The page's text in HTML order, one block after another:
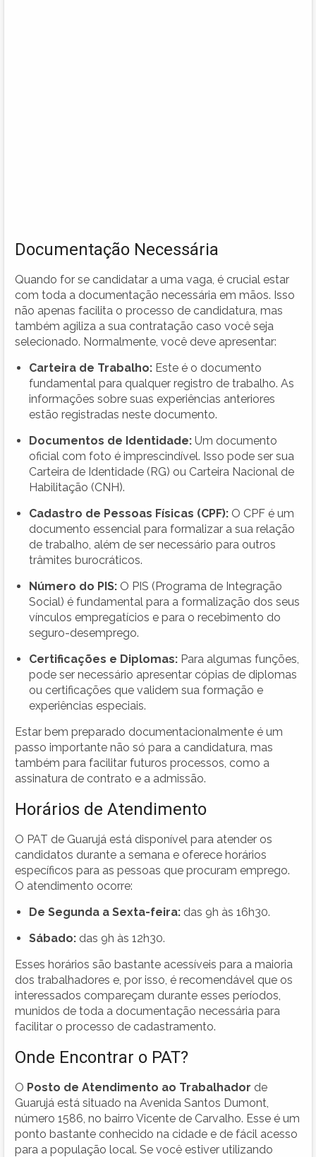
Documentação Necessária
Quando for se candidatar a uma vaga, é crucial estar
com toda a documentação necessária em mãos. Isso
não apenas facilita o processo de candidatura, mas
também agiliza a sua contratação caso você seja
selecionado. Normalmente, você deve apresentar:
Carteira de Trabalho: Este é o documento
fundamental para qualquer registro de trabalho. As
informações sobre suas experiências anteriores
estão registradas neste documento.
Documentos de Identidade: Um documento
oficial com foto é imprescindível. Isso pode ser sua
Carteira de Identidade (RG) ou Carteira Nacional de
Habilitação (CNH).
Cadastro de Pessoas Físicas (CPF): O CPF é um
documento essencial para formalizar a sua relação
de trabalho, além de ser necessário para outros
trâmites burocráticos.
Número do PIS: O PIS (Programa de Integração
Social) é fundamental para a formalização dos seus
vínculos empregatícios e para o recebimento do
seguro-desemprego.
Certificações e Diplomas: Para algumas funções,
pode ser necessário apresentar cópias de diplomas
ou certificações que validem sua formação e
experiências especiais.
Estar bem preparado documentacionalmente é um
passo importante não só para a candidatura, mas
também para facilitar futuros processos, como a
assinatura de contrato e a admissão.
Horários de Atendimento
O PAT de Guarujá está disponível para atender os
candidatos durante a semana e oferece horários
específicos para as pessoas que procuram emprego.
O atendimento ocorre:
De Segunda a Sexta-feira: das 9h às 16h30.
Sábado: das 9h às 12h30.
Esses horários são bastante acessíveis para a maioria
dos trabalhadores e, por isso, é recomendável que os
interessados compareçam durante esses períodos,
munidos de toda a documentação necessária para
facilitar o processo de cadastramento.
Onde Encontrar o PAT?
O Posto de Atendimento ao Trabalhador de
Guarujá está situado na Avenida Santos Dumont,
número 1586, no bairro Vicente de Carvalho. Esse é um
ponto bastante conhecido na cidade e de fácil acesso
para a população local. Se você estiver utilizando